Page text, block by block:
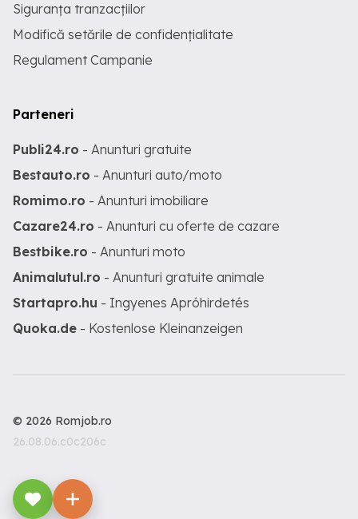
Siguranța tranzacțiilor
Modifică setările de confidențialitate
Regulament Campanie
Parteneri
Publi24.ro - Anunturi gratuite
Bestauto.ro - Anunturi auto/moto
Romimo.ro - Anunturi imobiliare
Cazare24.ro - Anunturi cu oferte de cazare
Bestbike.ro - Anunturi moto
Animalutul.ro - Anunturi gratuite animale
Startapro.hu - Ingyenes Apróhirdetés
Quoka.de - Kostenlose Kleinanzeigen
© 2026 Romjob.ro
26.08.06.c0c206c